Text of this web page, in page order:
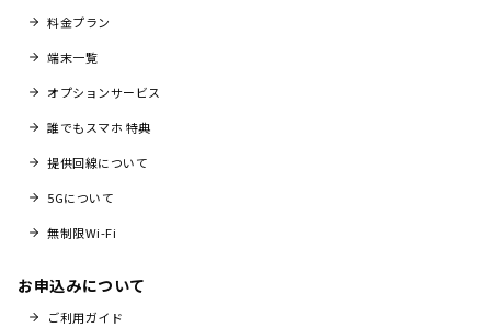
料金プラン
端末一覧
オプションサービス
誰でもスマホ 特典
提供回線について
5Gについて
無制限Wi-Fi
お申込みについて
ご利用ガイド